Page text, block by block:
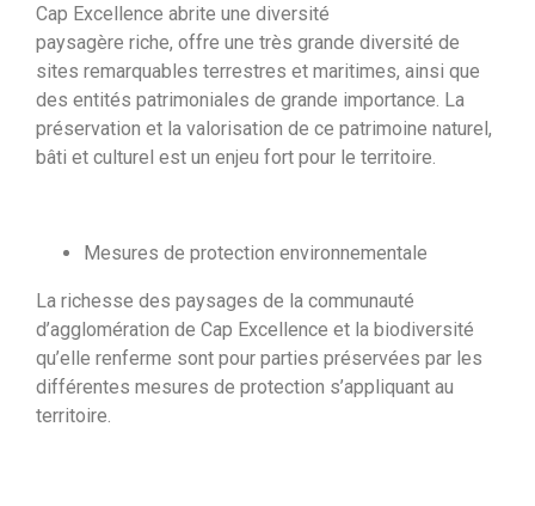
Cap Excellence abrite une diversité
paysagère riche, offre une très grande diversité de
sites remarquables terrestres et maritimes, ainsi que
des entités patrimoniales de grande importance. La
préservation et la valorisation de ce patrimoine naturel,
bâti et culturel est un enjeu fort pour le territoire.
Mesures de protection environnementale
La richesse des paysages de la communauté
d’agglomération de Cap Excellence et la biodiversité
qu’elle renferme sont pour parties préservées par les
différentes mesures de protection s’appliquant au
territoire.